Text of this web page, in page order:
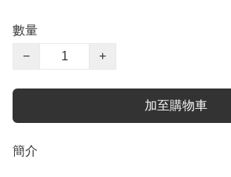
數量
−
+
加至購物車
簡介